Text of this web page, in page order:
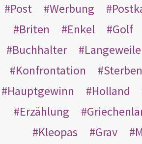
Post
Werbung
Briten
Enkel Golf
Buchhalter
Langeweile
Konfrontation
Hauptgewinn
Holland
Erzählung
Kleopas
Grav